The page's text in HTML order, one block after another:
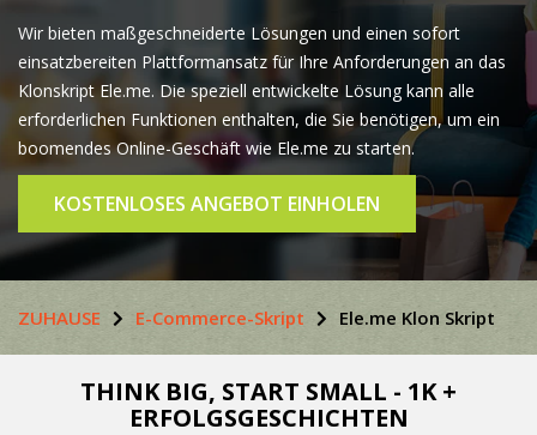
Wir bieten maßgeschneiderte Lösungen und einen sofort
einsatzbereiten Plattformansatz für Ihre Anforderungen an das
Klonskript Ele.me. Die speziell entwickelte Lösung kann alle
erforderlichen Funktionen enthalten, die Sie benötigen, um ein
boomendes Online-Geschäft wie Ele.me zu starten.
KOSTENLOSES ANGEBOT EINHOLEN
ZUHAUSE E-Commerce-Skript Ele.me Klon Skript
THINK BIG, START SMALL - 1K +
ERFOLGSGESCHICHTEN